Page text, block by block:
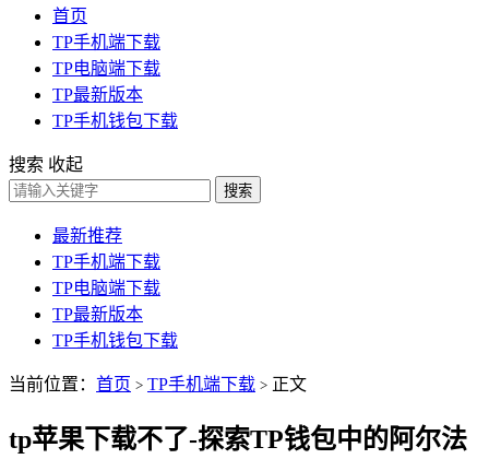
首页
TP手机端下载
TP电脑端下载
TP最新版本
TP手机钱包下载
搜索 收起
搜索
最新推荐
TP手机端下载
TP电脑端下载
TP最新版本
TP手机钱包下载
当前位置： 首页 > TP手机端下载 > 正文
tp苹果下载不了-探索TP钱包中的阿尔法